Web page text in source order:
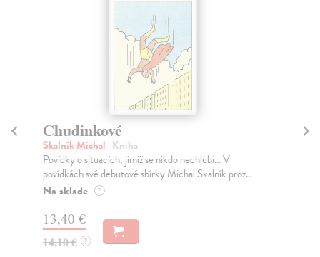
Chudinkové
Skalník Michal | Kniha
Povídky o situacích, jimiž se nikdo nechlubí... V
povídkách své debutové sbírky Michal Skalník proz...
Na sklade ?
13,40 €
14,10 € ?